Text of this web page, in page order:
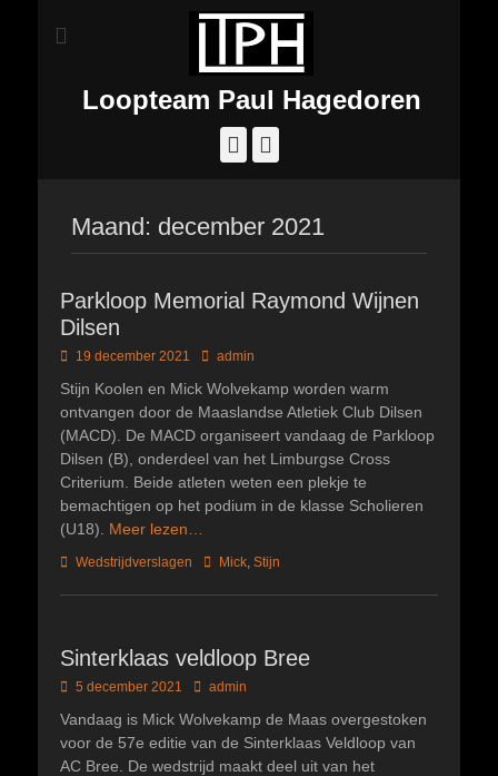
Loopteam Paul Hagedoren
Facebook
Maand: december 2021
Parkloop Memorial Raymond Wijnen
Dilsen
Geplaatst
19 december 2021 Author
admin
Stijn Koolen en Mick Wolvekamp worden warm
ontvangen door de Maaslandse Atletiek Club Dilsen
(MACD). De MACD organiseert vandaag de Parkloop
Dilsen (B), onderdeel van het Limburgse Cross
Criterium. Beide atleten weten een plekje te
bemachtigen op het podium in de klasse Scholieren
(U18). Meer lezen…
Categorieën
Wedstrijdverslagen TagsMick, Stijn
Sinterklaas veldloop Bree
Geplaatst
5 december 2021 Author
admin
Vandaag is Mick Wolvekamp de Maas overgestoken
voor de 57e editie van de Sinterklaas Veldloop van
AC Bree. De wedstrijd maakt deel uit van het